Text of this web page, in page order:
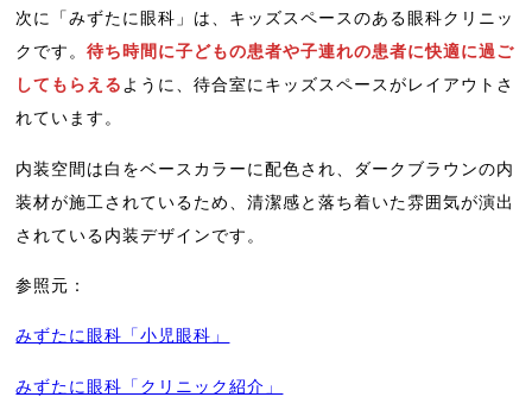
次に「みずたに眼科」は、キッズスペースのある眼科クリニッ
クです。待ち時間に子どもの患者や子連れの患者に快適に過ご
してもらえるように、待合室にキッズスペースがレイアウトさ
れています。
内装空間は白をベースカラーに配色され、ダークブラウンの内
装材が施工されているため、清潔感と落ち着いた雰囲気が演出
されている内装デザインです。
参照元：
みずたに眼科「小児眼科」
みずたに眼科「クリニック紹介」